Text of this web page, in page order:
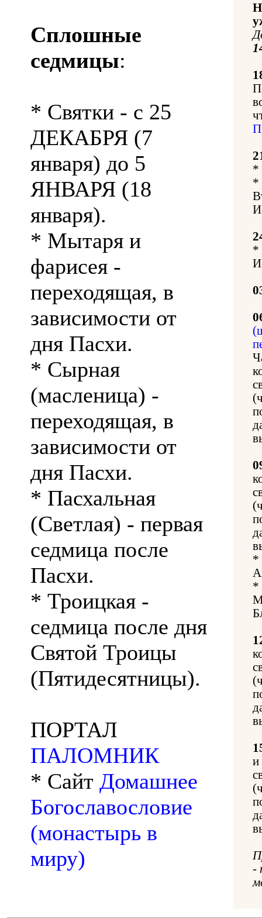
Сплошные
седмицы:
* Святки - с 25
ДЕКАБРЯ (7
января) до 5
ЯНВАРЯ (18
января).
* Мытаря и
фарисея -
переходящая, в
зависимости от
дня Пасхи.
* Сырная
(масленица) -
переходящая, в
зависимости от
дня Пасхи.
* Пасхальная
(Светлая) - первая
седмица после
Пасхи.
* Троицкая -
седмица после дня
Святой Троицы
(Пятидесятницы).
ПОРТАЛ
ПАЛОМНИК
* Сайт Домашнее
Богославословие
(монастырь в
миру)
*
*
*
*
*
и
-